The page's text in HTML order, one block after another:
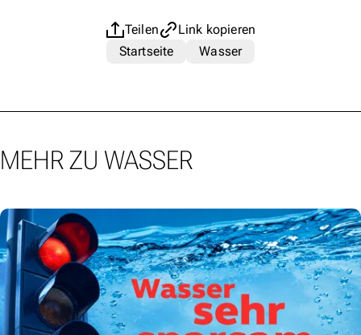
Teilen
Link kopieren
Startseite
Wasser
MEHR ZU WASSER